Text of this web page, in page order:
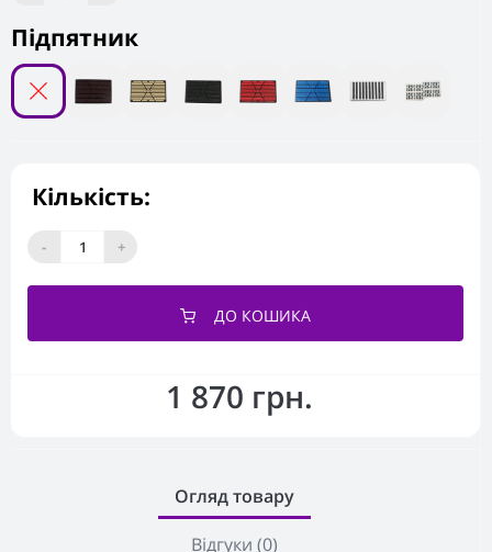
1 870 грн.
Підпятник
Кількість:
- +
ДО КОШИКА
Огляд товару
Відгуки (0)